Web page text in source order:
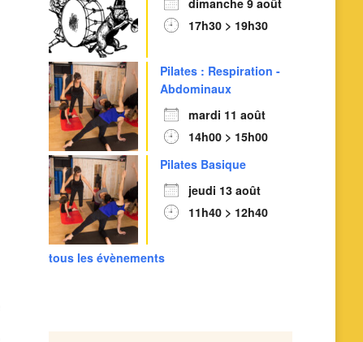
Outlook Live
17h30 > 19h30
Pilates : Respiration -
Abdominaux
mardi 11 août
14h00 > 15h00
Pilates Basique
jeudi 13 août
11h40 > 12h40
tous les évènements